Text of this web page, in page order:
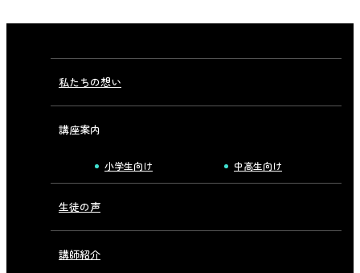
私たちの想い
講座案内
小学生向け 中高生向け
生徒の声
講師紹介